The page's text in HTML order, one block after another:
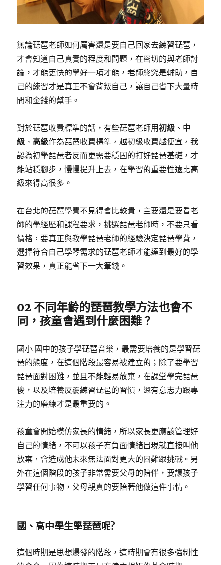
無論琵琶老師如何厲害還是要自己回家去練習琵琶，
才會知道自己真實的程度和問題，在密切的與老師討
論，才能更快的學好一項才能，老師終究是輔助，自
己的練習才是真正不會背叛自己，讓自己省下大量時
間和金錢的幫手。
對於琵琶收費標準的話，有些琵琶老師用初級 、 中
級 、 高級作為琵琶收費標準，越初級收費越便宜，我
認為初學琵琶者反而更需要穩固的打好琵琶基礎，才
能站穩腳步，慢慢提升上去，在學習的重要性遠比高
級來得高很多。
在台北的琵琶學費不見得會比較貴，主要還是要看老
師的學經歷和課程要求，挑選琵琶老師時，不要只看
價格，要真正與教學琵琶老師的經驗決定琵琶學費，
選擇符合自己學琴需求的琵琶老師才能達到最好的學
習效果，真正能省下一大筆錢。
02 不同年齡的琵琶教學方法也會不
同，孩童會遇到什麼困難？
國小 國中的孩子學琵琶音樂，最需要培養的是學習琵
琶的態度，在這個階段最容易被建立的；除了要學習
琵琶面對困難，並且不能輕易放棄，在課堂學完琵琶
後，以及培養反覆練習琵琶的習慣，還有意志力跟專
注力的磨練才是最重要的。
孩童會開始模仿家長的情緒，所以家長更應該管理好
自己的情緒，不可以孩子有負面情緒出現就直接叫他
放棄，會造成他未來無法面對更大的困難跟挑戰。另
外在這個階段的孩子非常需要父母的陪伴，要讓孩子
學習任何事物，父母親真的要陪著他做這件事情。
國、高中學生學琵琶呢?
這個時期是思想爆發的階段，這時期會有很多強制性